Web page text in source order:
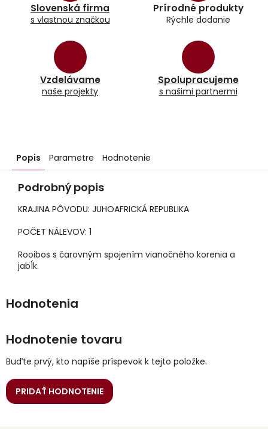
Slovenská firma
s vlastnou značkou
Prírodné produkty
Rýchle dodanie
Vzdelávame
naše projekty
Spolupracujeme
s našimi partnermi
Popis Parametre Hodnotenie
Podrobný popis
KRAJINA PÔVODU: JUHOAFRICKÁ REPUBLIKA
POČET NÁLEVOV: 1
Rooibos s čarovným spojením vianočného korenia a
jabĺk.
Hodnotenie tovaru
Buďte prvý, kto napíše príspevok k tejto položke.
PRIDAŤ HODNOTENIE